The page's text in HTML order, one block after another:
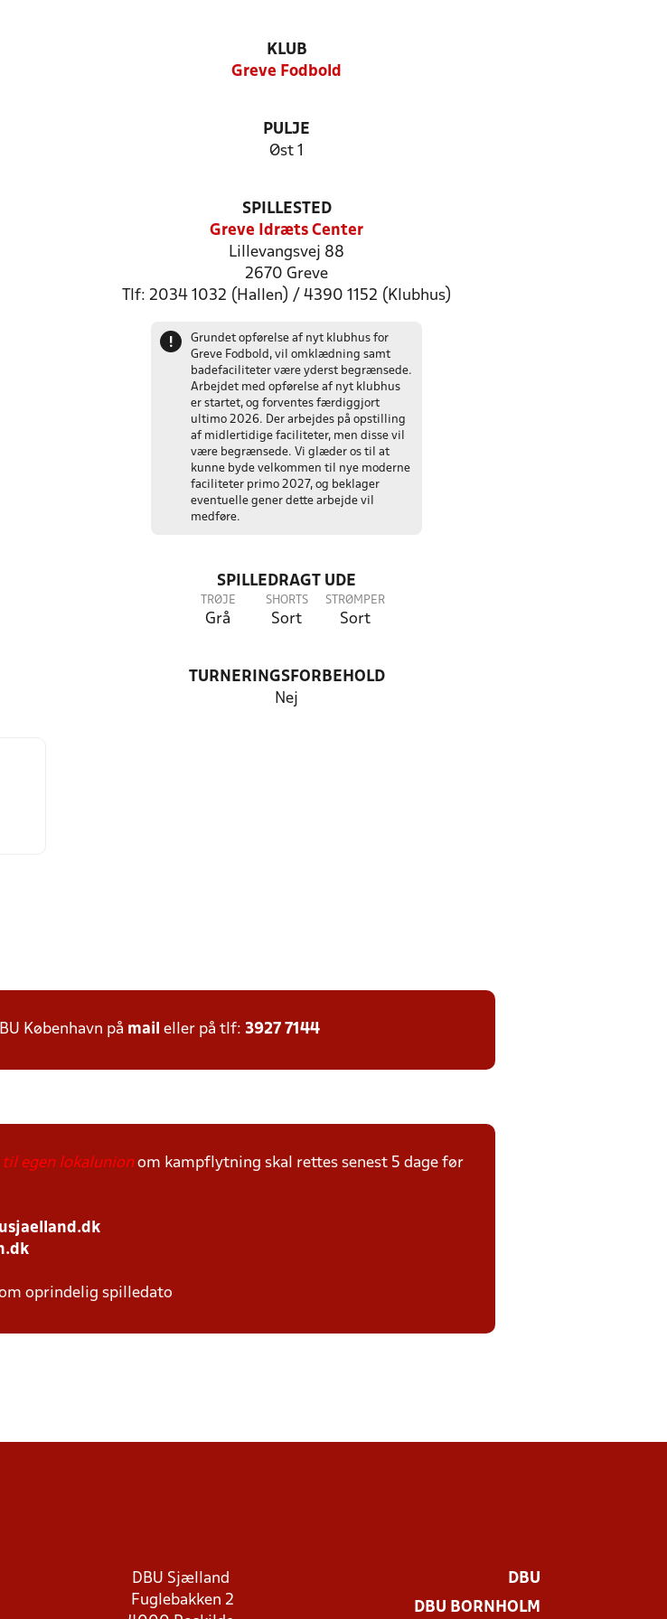
KLUB
Greve Fodbold
PULJE
Øst 1
SPILLESTED
Greve Idræts Center
Lillevangsvej 88
2670 Greve
Tlf: 2034 1032 (Hallen) / 4390 1152 (Klubhus)
!
Grundet opførelse af nyt klubhus for
Greve Fodbold, vil omklædning samt
badefaciliteter være yderst begrænsede.
Arbejdet med opførelse af nyt klubhus
er startet, og forventes færdiggjort
ultimo 2026. Der arbejdes på opstilling
af midlertidige faciliteter, men disse vil
være begrænsede. Vi glæder os til at
kunne byde velkommen til nye moderne
faciliteter primo 2027, og beklager
eventuelle gener dette arbejde vil
medføre.
SPILLEDRAGT UDE
TRØJE
Grå
SHORTS
Sort
STRØMPER
Sort
TURNERINGSFORBEHOLD
Nej
København på mail eller på tlf: 3927 7144
egen lokalunionom kampflytning skal rettes senest 5 dage før
oprindelig spilledato
DBU Sjælland
Fuglebakken 2
DBU
DBU BORNHOLM